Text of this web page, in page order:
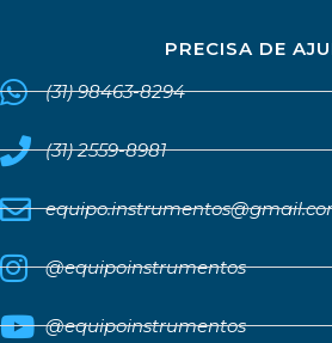
PRECISA DE
(31) 98463-8294
(31) 2559-8981
@equipoinstrumentos
@equipoinstrumentos